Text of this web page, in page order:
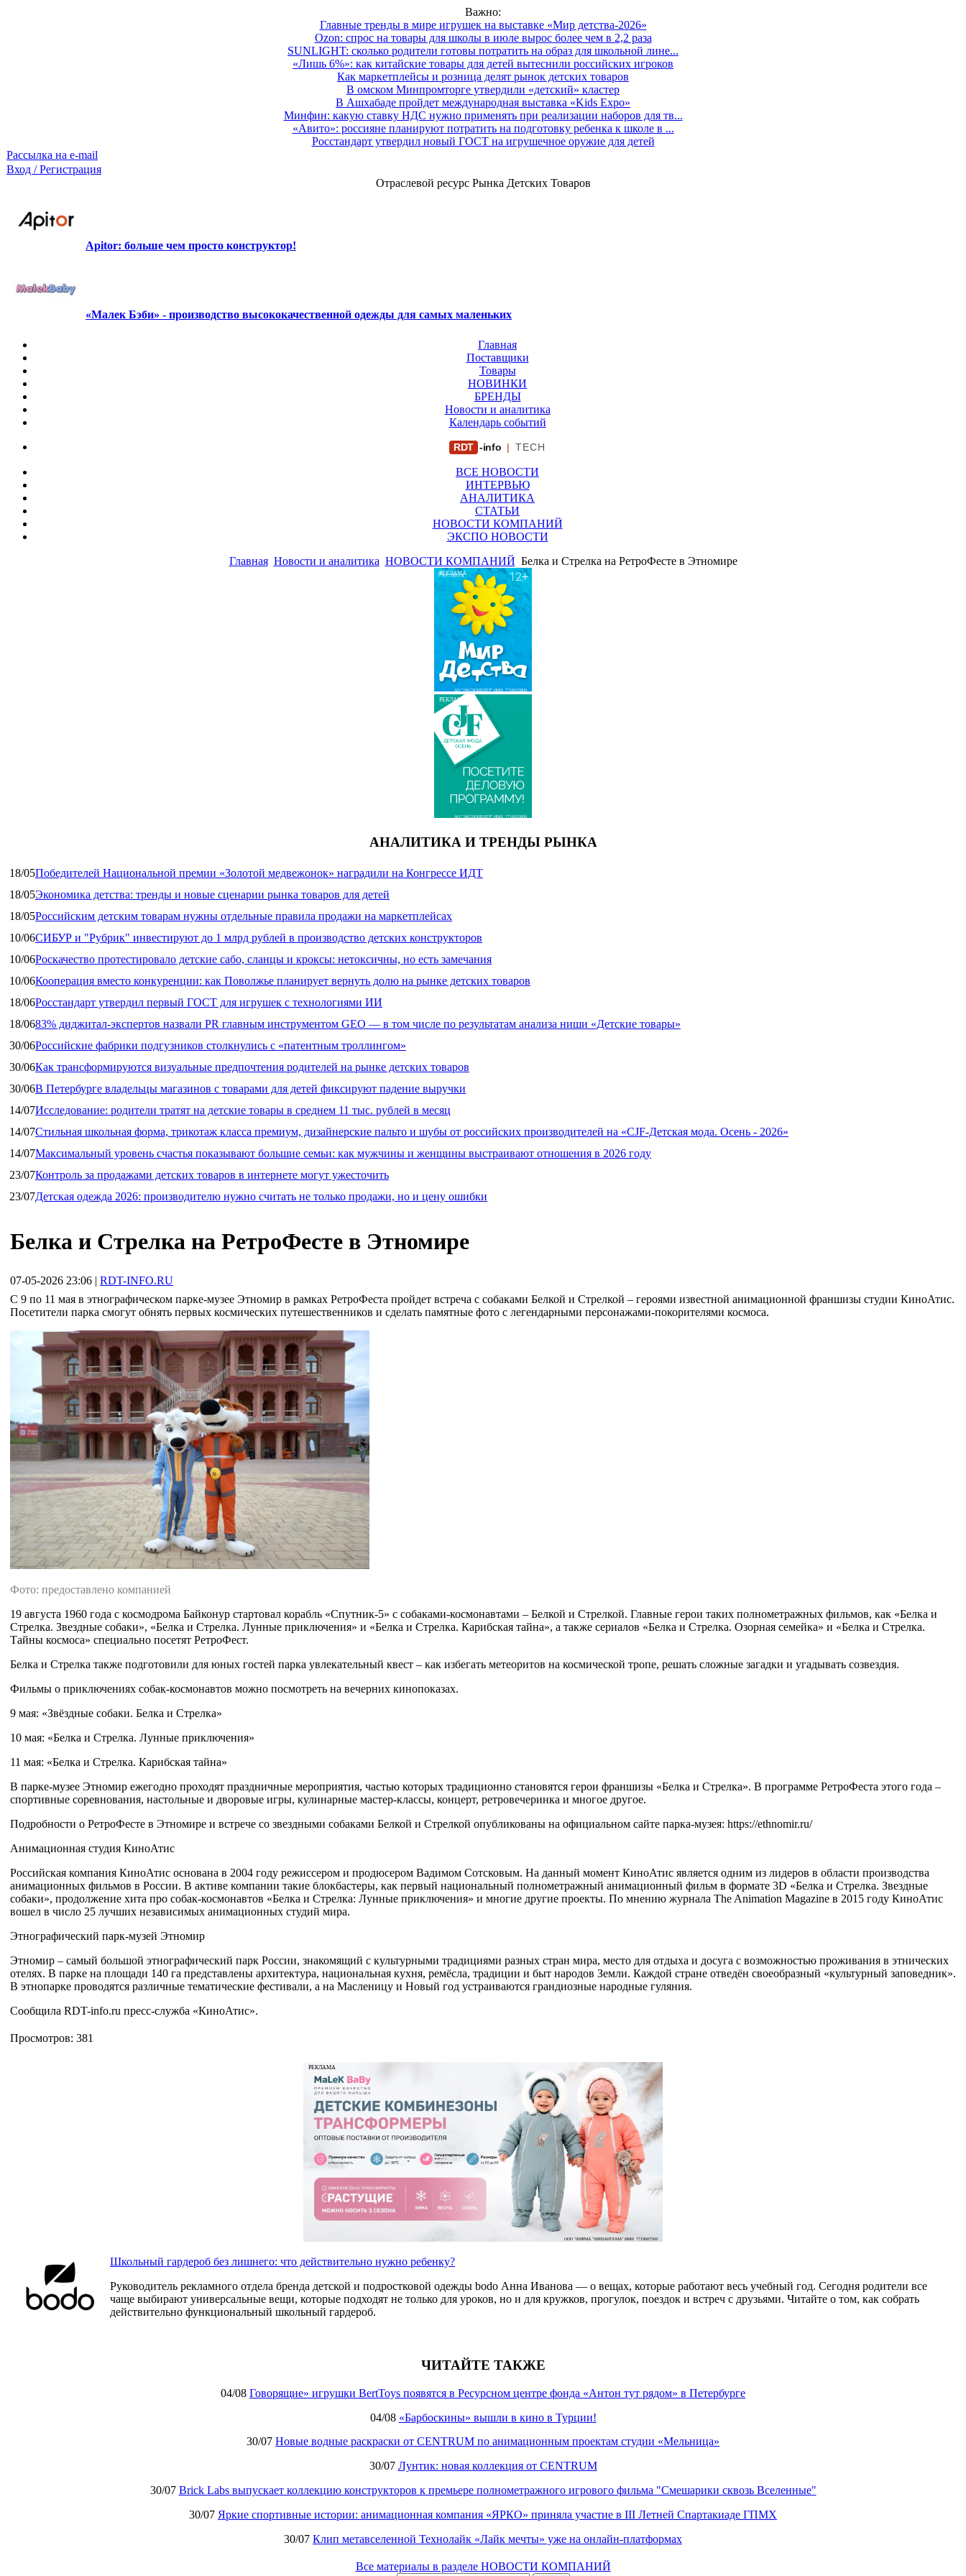
Важно:
Главные тренды в мире игрушек на выставке «Мир детства-2026»
Ozon: спрос на товары для школы в июле вырос более чем в 2,2 раза
SUNLIGHT: сколько родители готовы потратить на образ для школьной лине...
«Лишь 6%»: как китайские товары для детей вытеснили российских игроков
Как маркетплейсы и розница делят рынок детских товаров
В омском Минпромторге утвердили «детский» кластер
В Ашхабаде пройдет международная выставка «Kids Expo»
Минфин: какую ставку НДС нужно применять при реализации наборов для тв...
«Авито»: россияне планируют потратить на подготовку ребенка к школе в ...
Росстандарт утвердил новый ГОСТ на игрушечное оружие для детей
Рассылка на e-mail
Вход / Регистрация
Отраслевой ресурс Рынка Детских Товаров
Apitor: больше чем просто конструктор!
«Малек Бэби» - производство высококачественной одежды для самых маленьких
Главная
Поставщики
Товары
НОВИНКИ
БРЕНДЫ
Новости и аналитика
Календарь событий
RDT -info | TECH
ВСЕ НОВОСТИ
ИНТЕРВЬЮ
АНАЛИТИКА
СТАТЬИ
НОВОСТИ КОМПАНИЙ
ЭКСПО НОВОСТИ
Главная Новости и аналитика НОВОСТИ КОМПАНИЙ Белка и Стрелка на РетроФесте в Этномире
РЕКЛАМА
АО "ЭКСПОЦЕНТР" ИНН: 7718033809
РЕКЛАМА
АО "ЭКСПОЦЕНТР" ИНН: 7718033809
АНАЛИТИКА И ТРЕНДЫ РЫНКА
18/05Победителей Национальной премии «Золотой медвежонок» наградили на Конгрессе ИДТ
18/05Экономика детства: тренды и новые сценарии рынка товаров для детей
18/05Российским детским товарам нужны отдельные правила продажи на маркетплейсах
10/06СИБУР и "Рубрик" инвестируют до 1 млрд рублей в производство детских конструкторов
10/06Роскачество протестировало детские сабо, сланцы и кроксы: нетоксичны, но есть замечания
10/06Кооперация вместо конкуренции: как Поволжье планирует вернуть долю на рынке детских товаров
18/06Росстандарт утвердил первый ГОСТ для игрушек с технологиями ИИ
18/0683% диджитал‑экспертов назвали PR главным инструментом GEO — в том числе по результатам анализа ниши «Детские товары»
30/06Российские фабрики подгузников столкнулись с «патентным троллингом»
30/06Как трансформируются визуальные предпочтения родителей на рынке детских товаров
30/06В Петербурге владельцы магазинов с товарами для детей фиксируют падение выручки
14/07Исследование: родители тратят на детские товары в среднем 11 тыс. рублей в месяц
14/07Стильная школьная форма, трикотаж класса премиум, дизайнерские пальто и шубы от российских производителей на «CJF-Детская мода. Осень - 2026»
14/07Максимальный уровень счастья показывают большие семьи: как мужчины и женщины выстраивают отношения в 2026 году
23/07Контроль за продажами детских товаров в интернете могут ужесточить
23/07Детская одежда 2026: производителю нужно считать не только продажи, но и цену ошибки
Белка и Стрелка на РетроФесте в Этномире
07-05-2026 23:06 | RDT-INFO.RU
С 9 по 11 мая в этнографическом парке-музее Этномир в рамках РетроФеста пройдет встреча с собаками Белкой и Стрелкой – героями известной анимационной франшизы студии КиноАтис.
Посетители парка смогут обнять первых космических путешественников и сделать памятные фото с легендарными персонажами-покорителями космоса.
Фото: предоставлено компанией
19 августа 1960 года с космодрома Байконур стартовал корабль «Спутник-5» с собаками-космонавтами – Белкой и Стрелкой. Главные герои таких полнометражных фильмов, как «Белка и
Стрелка. Звездные собаки», «Белка и Стрелка. Лунные приключения» и «Белка и Стрелка. Карибская тайна», а также сериалов «Белка и Стрелка. Озорная семейка» и «Белка и Стрелка.
Тайны космоса» специально посетят РетроФест.
Белка и Стрелка также подготовили для юных гостей парка увлекательный квест – как избегать метеоритов на космической тропе, решать сложные загадки и угадывать созвездия.
Фильмы о приключениях собак-космонавтов можно посмотреть на вечерних кинопоказах.
9 мая: «Звёздные собаки. Белка и Стрелка»
10 мая: «Белка и Стрелка. Лунные приключения»
11 мая: «Белка и Стрелка. Карибская тайна»
В парке-музее Этномир ежегодно проходят праздничные мероприятия, частью которых традиционно становятся герои франшизы «Белка и Стрелка». В программе РетроФеста этого года –
спортивные соревнования, настольные и дворовые игры, кулинарные мастер-классы, концерт, ретровечеринка и многое другое.
Подробности о РетроФесте в Этномире и встрече со звездными собаками Белкой и Стрелкой опубликованы на официальном сайте парка-музея: https://ethnomir.ru/
Анимационная студия КиноАтис
Российская компания КиноАтис основана в 2004 году режиссером и продюсером Вадимом Сотсковым. На данный момент КиноАтис является одним из лидеров в области производства
анимационных фильмов в России. В активе компании такие блокбастеры, как первый национальный полнометражный анимационный фильм в формате 3D «Белка и Стрелка. Звездные
собаки», продолжение хита про собак-космонавтов «Белка и Стрелка: Лунные приключения» и многие другие проекты. По мнению журнала The Animation Magazine в 2015 году КиноАтис
вошел в число 25 лучших независимых анимационных студий мира.
Этнографический парк-музей Этномир
Этномир – самый большой этнографический парк России, знакомящий с культурными традициями разных стран мира, место для отдыха и досуга с возможностью проживания в этнических
отелях. В парке на площади 140 га представлены архитектура, национальная кухня, ремёсла, традиции и быт народов Земли. Каждой стране отведён своеобразный «культурный заповедник».
В этнопарке проводятся различные тематические фестивали, а на Масленицу и Новый год устраиваются грандиозные народные гуляния.
Сообщила RDT-info.ru пресс-служба «КиноАтис».
Просмотров: 381
РЕКЛАМА
ООО "ФИРМА "ХРИЗАНТЕМА" ИНН: 7719007569
Школьный гардероб без лишнего: что действительно нужно ребенку?
Руководитель рекламного отдела бренда детской и подростковой одежды bodo Анна Иванова — о вещах, которые работают весь учебный год. Сегодня родители все
чаще выбирают универсальные вещи, которые подходят не только для уроков, но и для кружков, прогулок, поездок и встреч с друзьями. Читайте о том, как собрать
действительно функциональный школьный гардероб.
ЧИТАЙТЕ ТАКЖЕ
04/08 Говорящие» игрушки BertToys появятся в Ресурсном центре фонда «Антон тут рядом» в Петербурге
04/08 «Барбоскины» вышли в кино в Турции!
30/07 Новые водные раскраски от CENTRUM по анимационным проектам студии «Мельница»
30/07 Лунтик: новая коллекция от CENTRUM
30/07 Brick Labs выпускает коллекцию конструкторов к премьере полнометражного игрового фильма "Смешарики сквозь Вселенные"
30/07 Яркие спортивные истории: анимационная компания «ЯРКО» приняла участие в III Летней Спартакиаде ГПМХ
30/07 Клип метавселенной Технолайк «Лайк мечты» уже на онлайн-платформах
Все материалы в разделе НОВОСТИ КОМПАНИЙ